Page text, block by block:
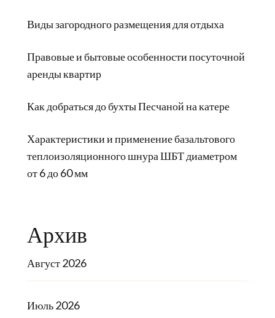
Виды загородного размещения для отдыха
Правовые и бытовые особенности посуточной
аренды квартир
Как добраться до бухты Песчаной на катере
Характеристики и применение базальтового
теплоизоляционного шнура ШБТ диаметром
от 6 до 60 мм
Архив
Август 2026
Июль 2026